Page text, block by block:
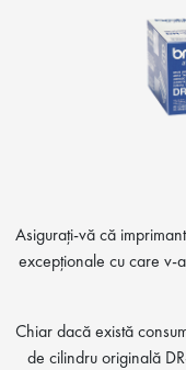
Asigurați-vă că
excepționale cu care v-
Chiar dacă există
de cilindru originală